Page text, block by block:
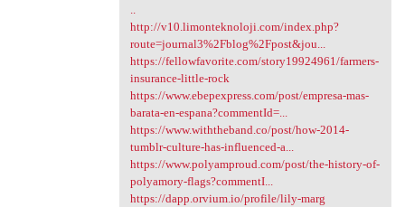
http://v10.limonteknoloji.com/index.php?
route=journal3%2Fblog%2Fpost&jou...
https://fellowfavorite.com/story19924961/farmers-
insurance-little-rock
https://www.ebepexpress.com/post/empresa-mas-
barata-en-espana?commentId=...
https://www.withtheband.co/post/how-2014-
tumblr-culture-has-influenced-a...
https://www.polyamproud.com/post/the-history-of-
polyamory-flags?commentI...
https://dapp.orvium.io/profile/lily-marg